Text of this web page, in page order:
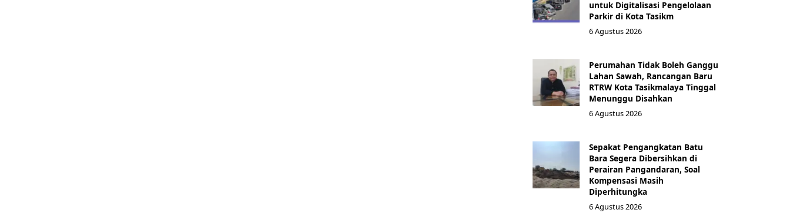
untuk Digitalisasi Pengelolaan
Parkir di Kota Tasikm
6 Agustus 2026
Perumahan Tidak Boleh Ganggu
Lahan Sawah, Rancangan Baru
RTRW Kota Tasikmalaya Tinggal
Menunggu Disahkan
6 Agustus 2026
Sepakat Pengangkatan Batu
Bara Segera Dibersihkan di
Perairan Pangandaran, Soal
Kompensasi Masih
Diperhitungka
6 Agustus 2026